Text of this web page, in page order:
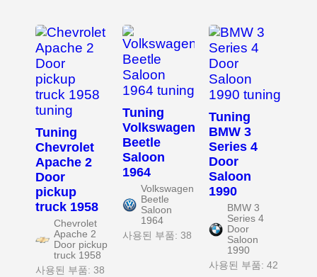
Tuning
Chevrolet
Apache 2
Door
pickup
truck 1958
Chevrolet
Apache 2
Door pickup
truck 1958
사용된 부품: 38
Tuning
Volkswagen
Beetle
Saloon
1964
Volkswagen
Beetle
Saloon
1964
사용된 부품: 38
Tuning
BMW 3
Series 4
Door
Saloon
1990
BMW 3
Series 4
Door
Saloon
1990
사용된 부품: 42